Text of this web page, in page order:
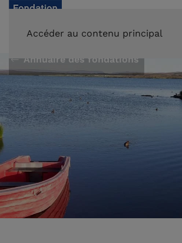
Accéder au contenu principal
Annuaire des fondations